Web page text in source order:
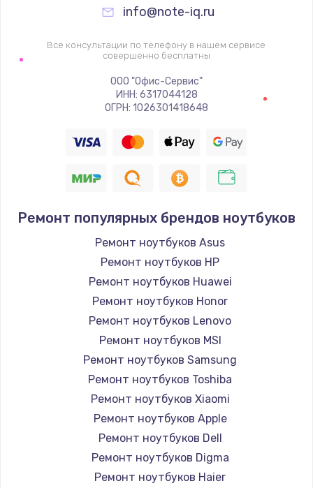
info@note-iq.ru
Все консультации по телефону в нашем сервисе
совершенно бесплатны
ООО "Офис-Сервис"
ИНН: 6317044128
ОГРН: 1026301418648
Ремонт популярных брендов ноутбуков
Ремонт ноутбуков Asus
Ремонт ноутбуков HP
Ремонт ноутбуков Huawei
Ремонт ноутбуков Honor
Ремонт ноутбуков Lenovo
Ремонт ноутбуков MSI
Ремонт ноутбуков Samsung
Ремонт ноутбуков Toshiba
Ремонт ноутбуков Xiaomi
Ремонт ноутбуков Apple
Ремонт ноутбуков Dell
Ремонт ноутбуков Digma
Ремонт ноутбуков Haier